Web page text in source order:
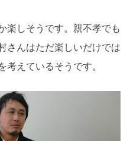
楽しそうです。親不孝でも
さんはただ楽しいだけでは
考えているそうです。